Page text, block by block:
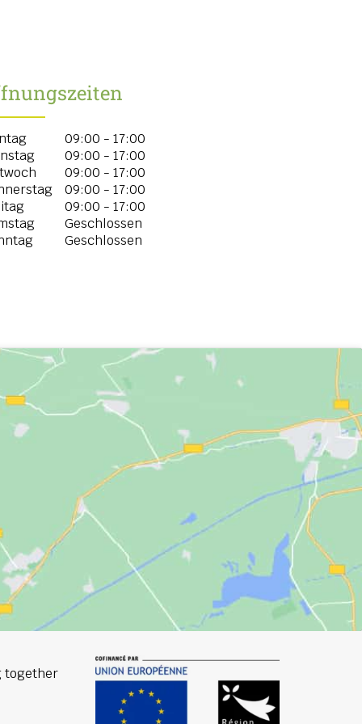
09:00 - 17:00
09:00 - 17:00
09:00 - 17:00
09:00 - 17:00
09:00 - 17:00
Geschlossen
Geschlossen
together